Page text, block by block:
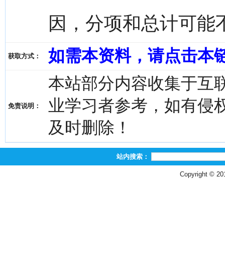
因，分项和总计可能
获取方式： 如需本资料，请点击本
免责说明：
本站部分内容收集于互
业学习者参考，如有侵
及时删除！
站内搜索：
Copyright ©